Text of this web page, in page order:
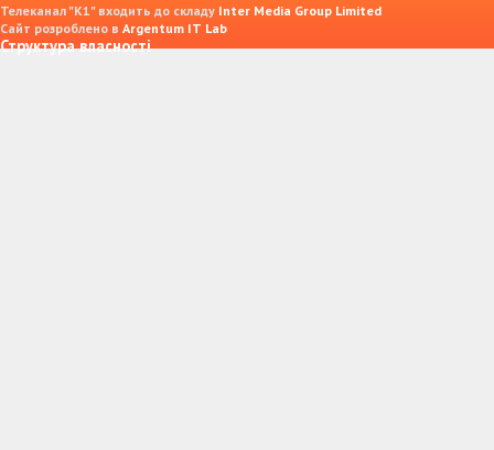
Телеканал "К1" входить до складу Inter Media Group Limited
Сайт розроблено в Argentum IT Lab
Структура власності